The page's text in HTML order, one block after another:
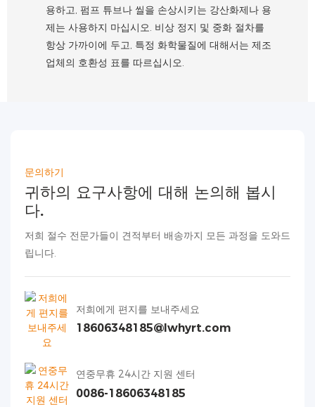
용하고, 펌프 튜브나 씰을 손상시키는 강산화제나 용
제는 사용하지 마십시오. 비상 정지 및 중화 절차를
항상 가까이에 두고, 특정 화학물질에 대해서는 제조
업체의 호환성 표를 따르십시오.
문의하기
귀하의 요구사항에 대해 논의해 봅시
다.
저희 절수 전문가들이 견적부터 배송까지 모든 과정을 도와드
립니다.
저희에게 편지를 보내주세요
18606348185@lwhyrt.com
연중무휴 24시간 지원 센터
0086-18606348185